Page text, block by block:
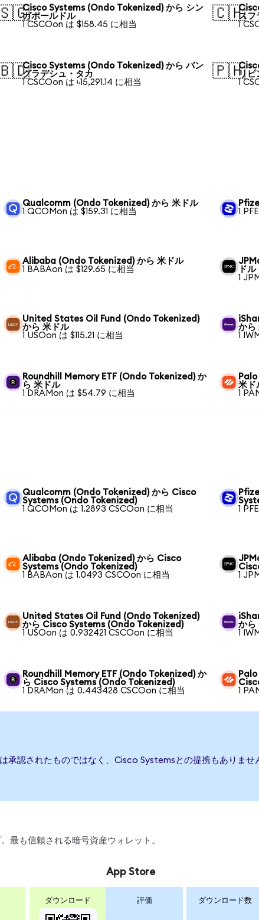
Cisco Systems (Ondo Tokenized) から シン
ガポールドル
1 CSCOon は $158.45 に相当
🇨🇭スフ
1
Cisco Systems (Ondo Tokenized) から バン
グラデシュ・タカ
1 CSCOon は ৳15,291.14 に相当
🇵🇭リピ
1
Qualcomm (Ondo Tokenized) から 米ドル
1 QCOMon は $159.31 に相当
1
Alibaba (Ondo Tokenized) から 米ドル
1 BABAon は $129.65 に相当
ドル
1
United States Oil Fund (Ondo Tokenized)
から 米ドル
1 USOon は $115.21 に相当
から
1
Roundhill Memory ETF (Ondo Tokenized) か
ら 米ドル
1 DRAMon は $54.79 に相当
米ド
1
Qualcomm (Ondo Tokenized) から Cisco
Systems (Ondo Tokenized)
1 QCOMon は 1.2893 CSCOon に相当
1
Alibaba (Ondo Tokenized) から Cisco
Systems (Ondo Tokenized)
1 BABAon は 1.0493 CSCOon に相当
1
United States Oil Fund (Ondo Tokenized)
から Cisco Systems (Ondo Tokenized)
1 USOon は 0.932421 CSCOon に相当
から
1
Roundhill Memory ETF (Ondo Tokenized) か
ら Cisco Systems (Ondo Tokenized)
1 DRAMon は 0.443428 CSCOon に相当
1
承認されたものではなく、Cisco Systemsとの提携もありませ
最も信頼される暗号資産ウォレット。
ダウンロード
App Store
評価 ダウンロード数